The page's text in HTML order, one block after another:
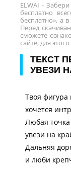
ELWAI -
бесплатно
бесплатно», а
Перед
сможете
сайте, для
ТЕКСТ
УВЕЗИ
Твоя фигура
хочется
Любая
увези на
Дальняя
и люби